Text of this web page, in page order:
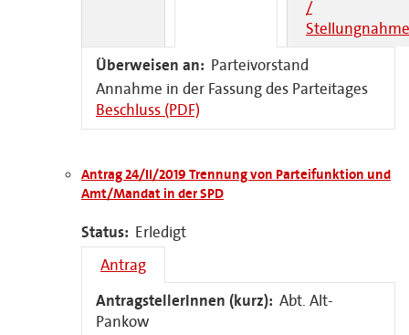
/
Überweisen an: Parteivorstand
Annahme in der Fassung des Parteitages
Beschluss (PDF)
Antrag 24/II/2019 Trennung von Parteifunktion und
Amt/Mandat in der SPD
Status: Erledigt
Antrag
AntragstellerInnen (kurz): Abt. Alt-
Pankow